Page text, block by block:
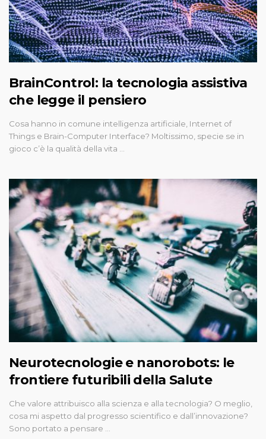
BrainControl: la tecnologia assistiva
che legge il pensiero
Cosa hanno in comune intelligenza artificiale, Internet of
Things e Brain-Computer Interface? Moltissimo, specie se in
gioco c’è la qualità della vita …
Neurotecnologie e nanorobots: le
frontiere futuribili della Salute
Che valore attribuisco alla scienza e alla tecnologia? O meglio,
cosa mi aspetto dal progresso scientifico e dall’innovazione?
Sono portato a pensare …